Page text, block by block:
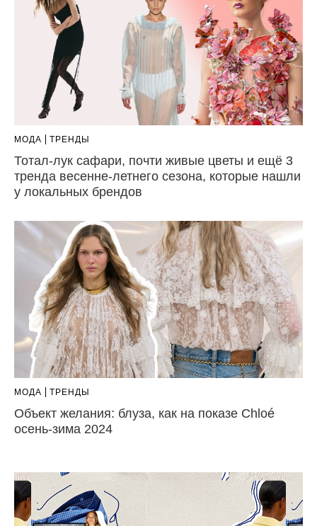
МОДА ТРЕНДЫ
Тотал-лук сафари, почти живые цветы и ещё 3
тренда весенне-летнего сезона, которые нашли
у локальных брендов
МОДА ТРЕНДЫ
Объект желания: блуза, как на показе Chloé
осень-зима 2024